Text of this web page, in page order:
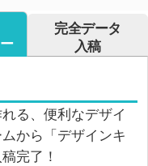
完全データ
入稿
る、便利なデザイ
から「デザインキ
完了！